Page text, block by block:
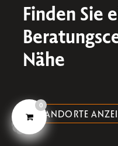
Finden Sie
Nähe​
STANDORTE
0